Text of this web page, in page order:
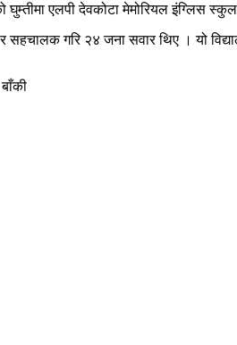
एलपी देवकोटा मेमोरियल इंग्लिस
सहचालक गरि २४ जना सवार थिए । यो